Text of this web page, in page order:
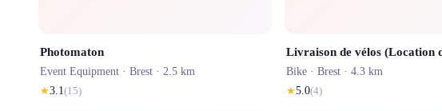
Photomaton
Event Equipment · Brest · 2.5 km
★3.1(15)
Bike · Brest · 4.3 km
★5.0(4)